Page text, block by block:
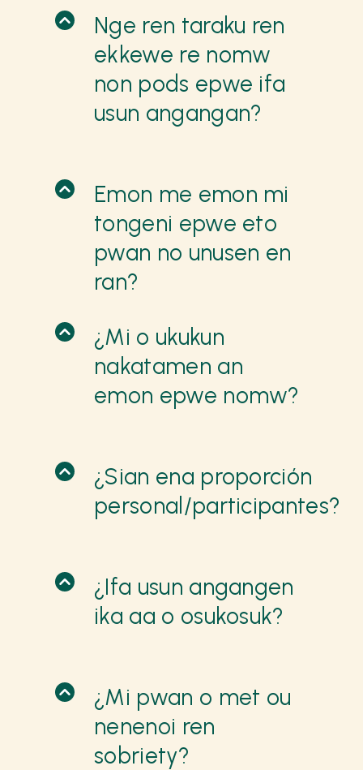
Nge ren taraku ren
ekkewe re nomw
non pods epwe ifa
usun angangan?
Emon me emon mi
tongeni epwe eto
pwan no unusen en
ran?
¿Mi o ukukun
nakatamen an
emon epwe nomw?
¿Sian ena proporción
personal/participantes?
¿Ifa usun angangen
ika aa o osukosuk?
¿Mi pwan o met ou
nenenoi ren
sobriety?